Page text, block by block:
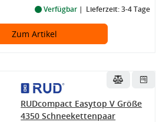
Verfügbar Lieferzeit: 3-4 Tage
Zum Artikel
RUDcompact Easytop V Größe
4350 Schneekettenpaar